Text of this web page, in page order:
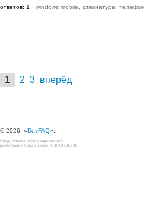
ответов: 1 windows mobile клавиатура телефон
1 2 3 вперёд
© 2026, «DevFAQ».
Свидетельство о государственной
регистрации базы данных №2012620649.